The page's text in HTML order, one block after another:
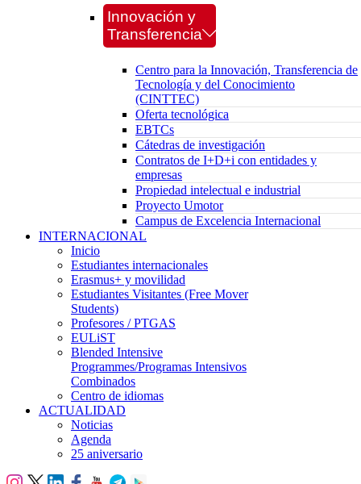
Innovación y
Transferencia
Centro para la Innovación, Transferencia de
Tecnología y del Conocimiento
(CINTTEC)
Oferta tecnológica
EBTCs
Cátedras de investigación
Contratos de I+D+i con entidades y
empresas
Propiedad intelectual e industrial
Proyecto Umotor
Campus de Excelencia Internacional
INTERNACIONAL
Inicio
Estudiantes internacionales
Erasmus+ y movilidad
Estudiantes Visitantes (Free Mover
Students)
Profesores / PTGAS
EULiST
Blended Intensive
Programmes/Programas Intensivos
Combinados
Centro de idiomas
ACTUALIDAD
Noticias
Agenda
25 aniversario